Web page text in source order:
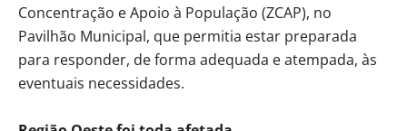
Concentração e Apoio à População (ZCAP), no
Pavilhão Municipal, que permitia estar preparada
para responder, de forma adequada e atempada, às
eventuais necessidades.